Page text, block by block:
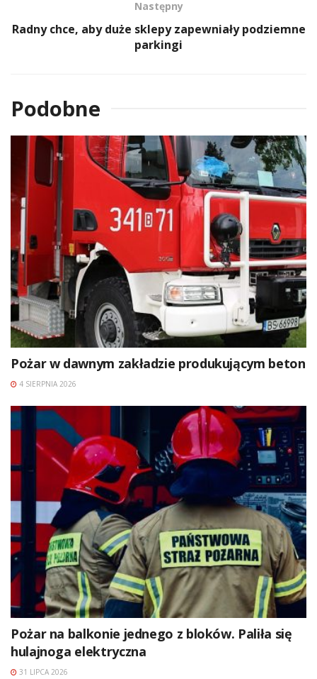
Następny
Radny chce, aby duże sklepy zapewniały podziemne
parkingi
Podobne
Pożar w dawnym zakładzie produkującym beton
4 SIERPNIA 2026
Pożar na balkonie jednego z bloków. Paliła się
hulajnoga elektryczna
31 LIPCA 2026